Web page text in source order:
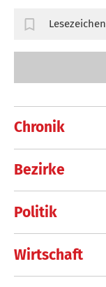
Chronik
Bezirke
Politik
Wirtschaft
Lesezeichen